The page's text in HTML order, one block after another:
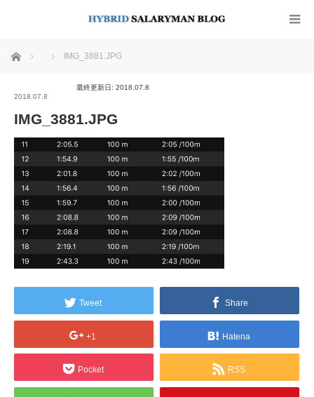
ホーム IMG_3881.JPG
2018.07.8
最終更新日: 2018.07.8
IMG_3881.JPG
Tweet Share
+1 Hatena
Pocket RSS